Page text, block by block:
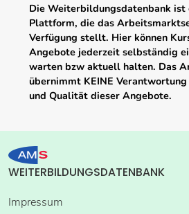
Die Weiterbildungsdatenbank ist
Plattform, die das
Verfügung stellt. Hier können
Angebote jederzeit selbständig
warten bzw aktuell halten. Das
übernimmt KEINE
und Qualität dieser Angebote.
WEITERBILDUNGSDATENBANK
Impressum